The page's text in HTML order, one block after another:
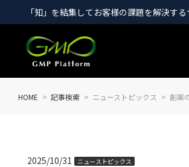
「知」を結集してお客様の課題を解決する
HOME 記事検索 ニューストピックス 創薬
2025/10/31 ニューストピックス